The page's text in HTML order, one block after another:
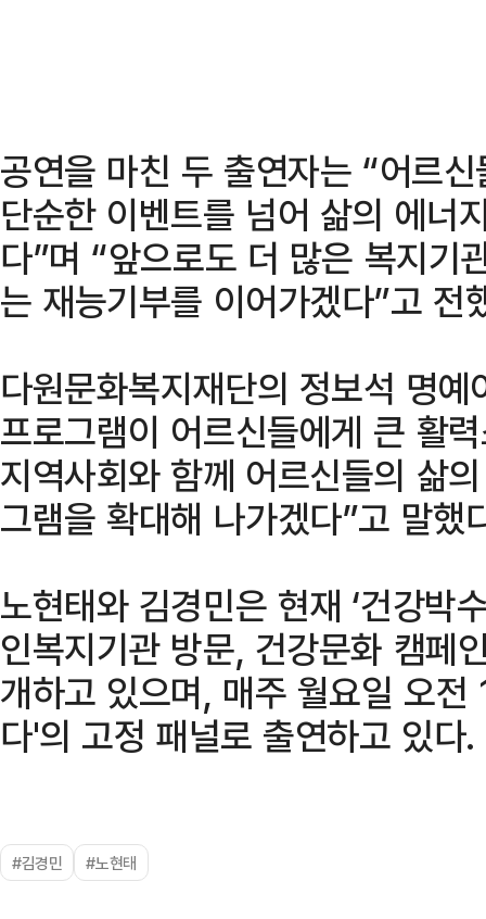
공연을 마친 두 출연자는 “어르
단순한 이벤트를 넘어 삶의 에너
다”며 “앞으로도 더 많은 복지기
는 재능기부를 이어가겠다”고 전
다원문화복지재단의 정보석 명
프로그램이 어르신들에게 큰 활
지역사회와 함께 어르신들의 삶
그램을 확대해 나가겠다”고 말했
노현태와 김경민은 현재 ‘건강박
인복지기관 방문, 건강문화 캠페
개하고 있으며, 매주 월요일 오
다'의 고정 패널로 출연하고 있다.
#김경민 #노현태